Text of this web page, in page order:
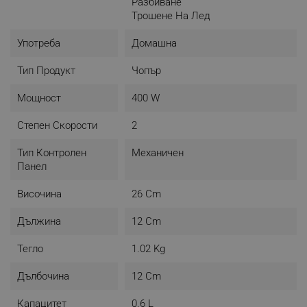
- Градуирана чаша
- Тегло: 1.04 кг
- Цвят: Син
Трошене На Лед
Употреба Домашна
Тип Продукт Чопър
Мощност 400 W
Степен Скорости 2
Тип Контролен
Панел
Механичен
Височина 26 Cm
Дължина 12 Cm
Тегло 1.02 Kg
Дълбочина 12 Cm
Капацитет 0.6 L